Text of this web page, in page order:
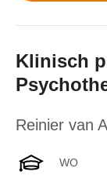
Klinisch
Reinier van
WO